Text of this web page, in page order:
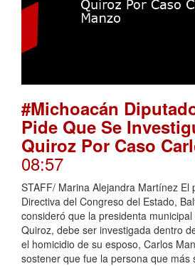
#Michoacán
Pide Que Se
Quiroz Por Caso
08:57
STAFF/ Marina Alejandra Martínez El
Directiva del Congreso del Estado,
consideró que la presidenta
Quiroz, debe ser investigada dentro
el homicidio de su esposo, Carlos
sostener que fue la persona que más